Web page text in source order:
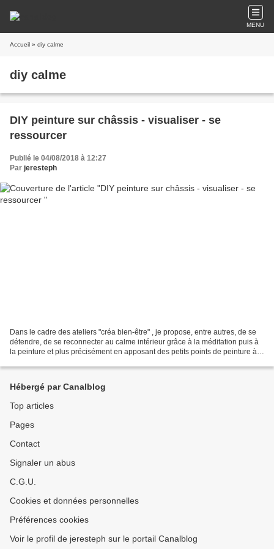
MENU
Accueil » diy calme
diy calme
DIY peinture sur châssis - visualiser - se
ressourcer
Publié le 04/08/2018 à 12:27
Par jeresteph
Dans le cadre des ateliers "créa bien-être" , je propose, entre autres, de se
détendre, de se reconnecter au calme intérieur grâce à la méditation puis à
la peinture et plus précisément en apposant des petits points de peinture à
Hébergé par Canalblog
Top articles
Pages
Contact
Signaler un abus
C.G.U.
Cookies et données personnelles
Préférences cookies
Voir le profil de jeresteph sur le portail Canalblog